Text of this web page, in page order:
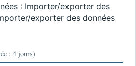
: Importer/exporter des
exporter des données
: 4 jours)